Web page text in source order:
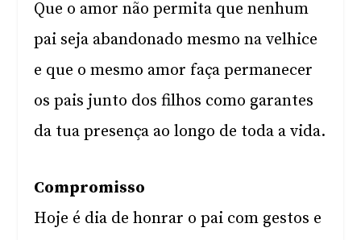
Que o amor não permita que nenhum
pai seja abandonado mesmo na velhice
e que o mesmo amor faça permanecer
os pais junto dos filhos como garantes
da tua presença ao longo de toda a vida.
Compromisso
Hoje é dia de honrar o pai com gestos e